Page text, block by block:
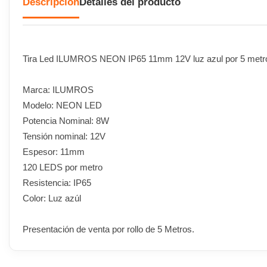
Tira Led ILUMROS NEON IP65 11mm 12V luz azul por 5
Marca: ILUMROS
Modelo: NEON LED
Potencia Nominal: 8W
Tensión nominal: 12V
Espesor: 11mm
120 LEDS por metro
Resistencia: IP65
Color: Luz azúl
Presentación de venta por rollo de 5 Metros.